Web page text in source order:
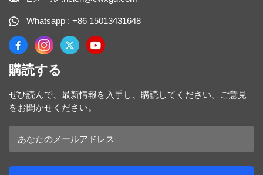
Whatsapp : +86 15013431648
購読する
ぜひ読んで、最新情報を入手し、購読してください。ご意見
をお聞かせください。